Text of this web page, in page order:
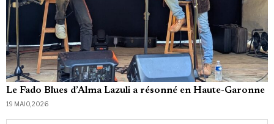
Le Fado Blues d’Alma Lazuli a résonné en Haute-Garonne
19 MAIO, 2026